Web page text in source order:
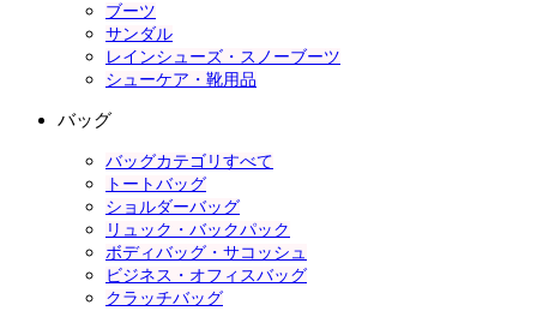
ブーツ
サンダル
レインシューズ・スノーブーツ
シューケア・靴用品
バッグ
バッグカテゴリすべて
トートバッグ
ショルダーバッグ
リュック・バックパック
ボディバッグ・サコッシュ
ビジネス・オフィスバッグ
クラッチバッグ